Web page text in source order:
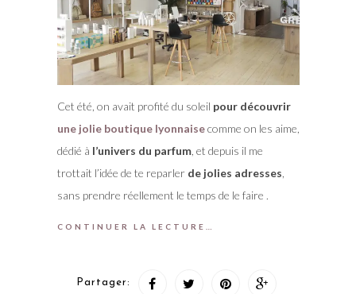
Cet été, on avait profité du soleil pour découvrir
une jolie boutique lyonnaisecomme on les aime,
dédié à l’univers du parfum, et depuis il me
trottait l’idée de te reparler de jolies adresses
sans prendre réellement le temps de le faire .
CONTINUER LA LECTURE…
Partager: